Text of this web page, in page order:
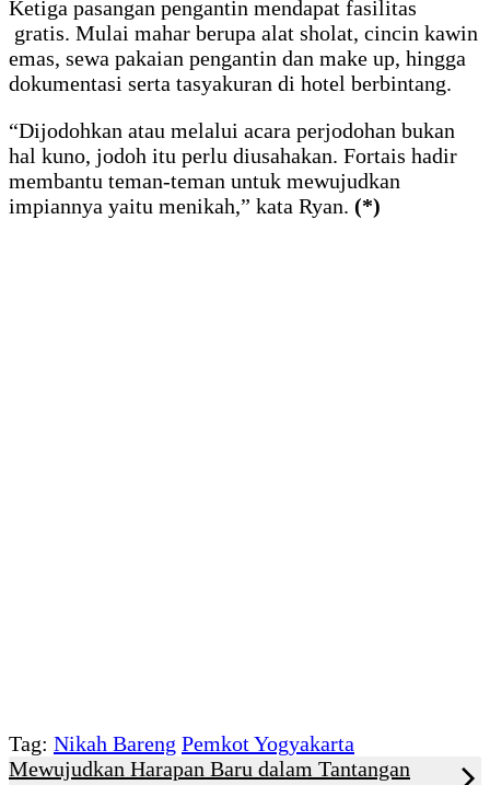
Ketiga pasangan pengantin mendapat fasilitas
gratis. Mulai mahar berupa alat sholat, cincin kawin
emas, sewa pakaian pengantin dan make up, hingga
dokumentasi serta tasyakuran di hotel berbintang.
“Dijodohkan atau melalui acara perjodohan bukan
hal kuno, jodoh itu perlu diusahakan. Fortais hadir
membantu teman-teman untuk mewujudkan
impiannya yaitu menikah,” kata Ryan. (*)
Tag: Nikah Bareng Pemkot Yogyakarta
Mewujudkan Harapan Baru dalam Tantangan